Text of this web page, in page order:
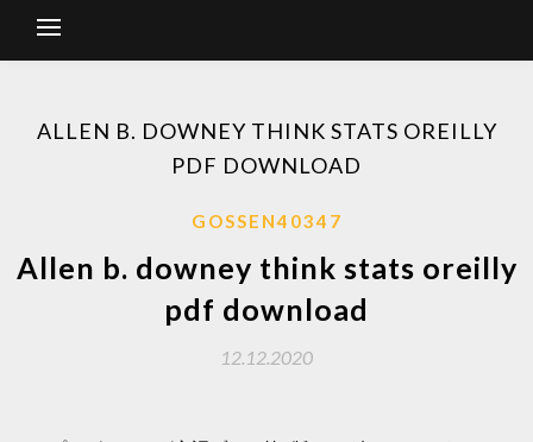
ALLEN B. DOWNEY THINK STATS OREILLY
PDF DOWNLOAD
GOSSEN40347
Allen b. downey think stats oreilly
pdf download
12.12.2020